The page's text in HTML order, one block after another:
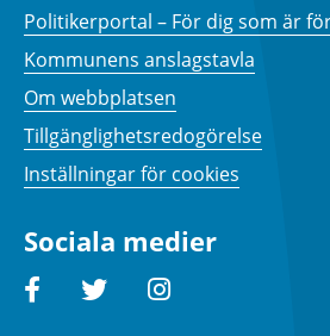
Politikerportal – För dig som är
Kommunens anslagstavla
Om webbplatsen
Tillgänglighetsredogörelse
Inställningar för cookies
Sociala medier
FacebookTwitterInstagram